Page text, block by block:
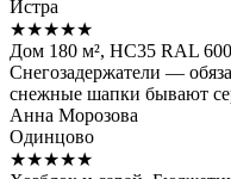
Истра
★★★★★
Дом 180 м², НС35 RAL
Снегозадержатели —
снежные шапки бывают
Анна Морозова
Одинцово
★★★★★